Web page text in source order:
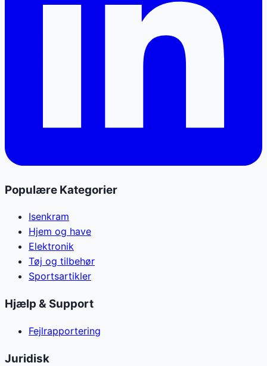
Populære Kategorier
Isenkram
Hjem og have
Elektronik
Tøj og tilbehør
Sportsartikler
Hjælp & Support
Fejlrapportering
Juridisk